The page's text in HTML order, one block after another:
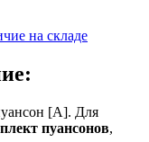
на складе
[А]. Для
пуансонов,